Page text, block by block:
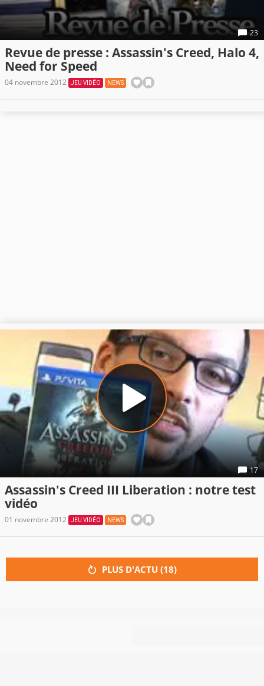
23
Revue de presse : Assassin's Creed, Halo 4,
Need for Speed
04 novembre 2012 JEU VIDÉO NEWS
17
Assassin's Creed III Liberation : notre test
vidéo
01 novembre 2012 JEU VIDÉO NEWS
PLUS D'ACTU (18)